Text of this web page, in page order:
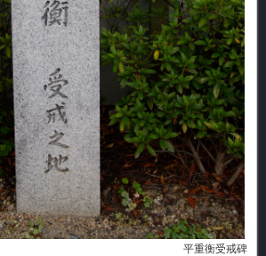
平重衡受戒碑